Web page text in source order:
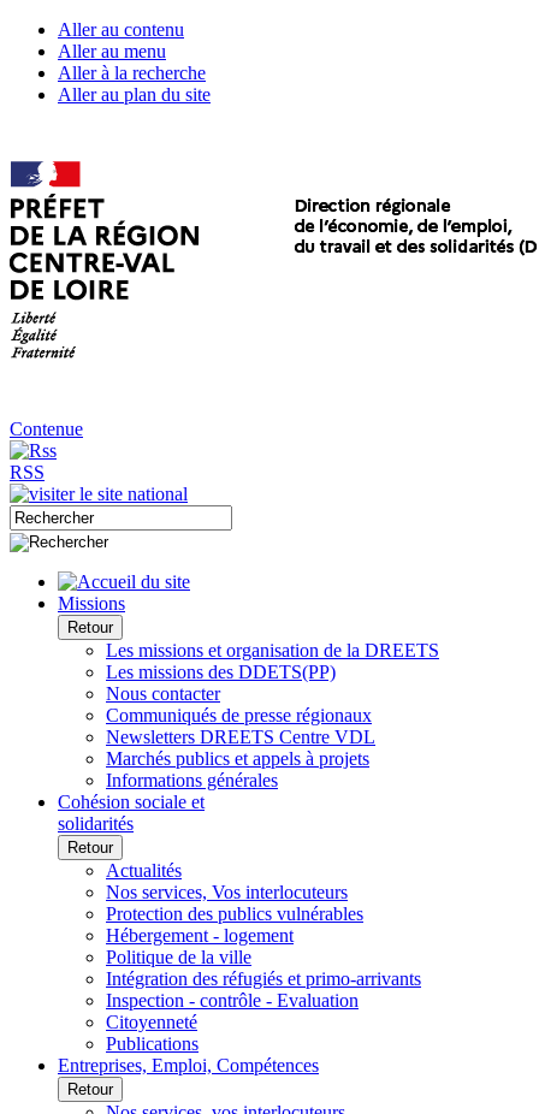
Aller au contenu
Aller au menu
Aller à la recherche
Aller au plan du site
Contenue
RSS
Missions
Retour
Les missions et organisation de la DREETS
Les missions des DDETS(PP)
Nous contacter
Communiqués de presse régionaux
Newsletters DREETS Centre VDL
Marchés publics et appels à projets
Informations générales
Cohésion sociale et
solidarités
Retour
Actualités
Nos services, Vos interlocuteurs
Protection des publics vulnérables
Hébergement - logement
Politique de la ville
Intégration des réfugiés et primo-arrivants
Inspection - contrôle - Evaluation
Citoyenneté
Publications
Entreprises, Emploi, Compétences
Retour